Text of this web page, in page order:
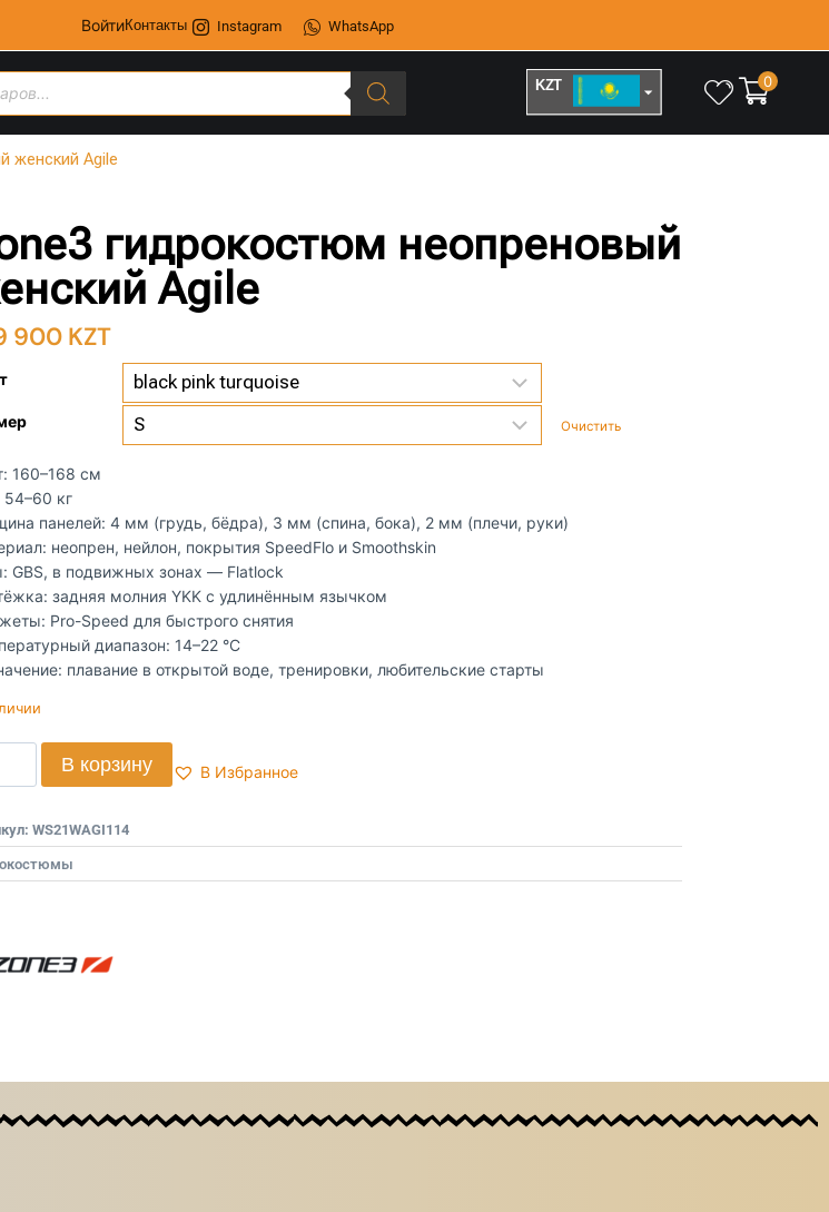
ВойтиКонтакты Instagram WhatsApp
KZT 0
женский Agile
гидрокостюм неопреновый
Agile
900 KZT
Очистить
160–168 см
54–60 кг
панелей: 4 мм (грудь, бёдра), 3 мм (спина, бока), 2 мм (плечи, руки)
неопрен, нейлон, покрытия SpeedFlo и Smoothskin
GBS, в подвижных зонах — Flatlock
задняя молния YKK с удлинённым язычком
Pro-Speed для быстрого снятия
диапазон: 14–22 °C
плавание в открытой воде, тренировки, любительские старты
В корзину В Избранное
WS21WAGI114